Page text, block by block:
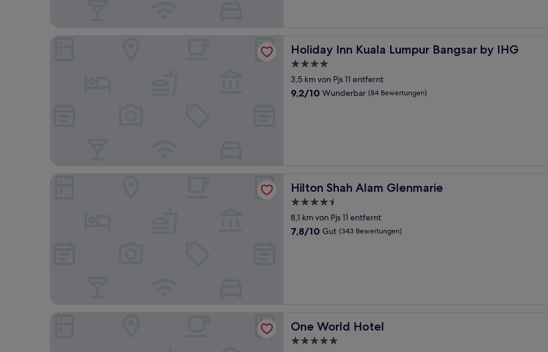
Holiday Inn Kuala Lumpur Bangsar by IHG
Holiday Inn Kuala Lumpur Bangsar by IHG
4.0-
Sterne-
Unterkunft
3,5 km von Pjs 11 entfernt
9.2
9,2/10 Wunderbar (84 Bewertungen)
Holiday Inn Kuala Lumpur Bangsar by IHG
Hilton Shah Alam Glenmarie
Hilton Shah Alam Glenmarie
4.5-
Sterne-
Unterkunft
8,1 km von Pjs 11 entfernt
7.8
7,8/10 Gut (343 Bewertungen)
One World Hotel
One World Hotel
5.0-
One World Hotel